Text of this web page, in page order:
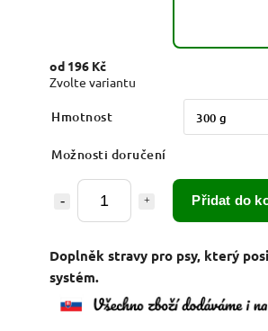
od 196 Kč
Zvolte variantu
Hmotnost
Možnosti doručení
Přidat do
Doplněk stravy pro psy, který
systém.